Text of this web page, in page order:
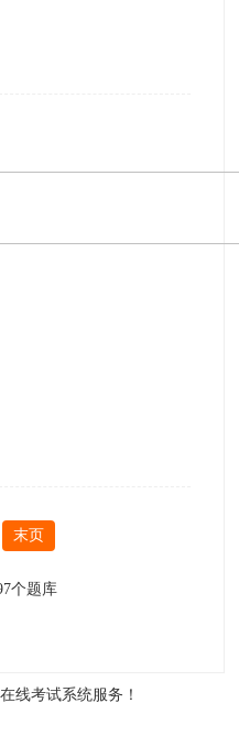
末页
个题库
在线考试系统服务！